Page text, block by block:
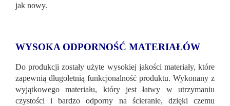
jak nowy.
WYSOKA ODPORNOŚĆ MATERIAŁÓW
Do produkcji zostały użyte wysokiej jakości materiały, które
zapewnią długoletnią funkcjonalność produktu. Wykonany z
wyjątkowego materiału, który jest łatwy w utrzymaniu
czystości i bardzo odporny na ścieranie, dzięki czemu